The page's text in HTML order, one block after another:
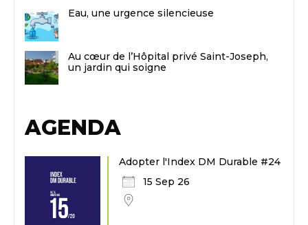
Eau, une urgence silencieuse
Au cœur de l’Hôpital privé Saint-Joseph,
un jardin qui soigne
AGENDA
Adopter l'Index DM Durable #24
15 Sep 26